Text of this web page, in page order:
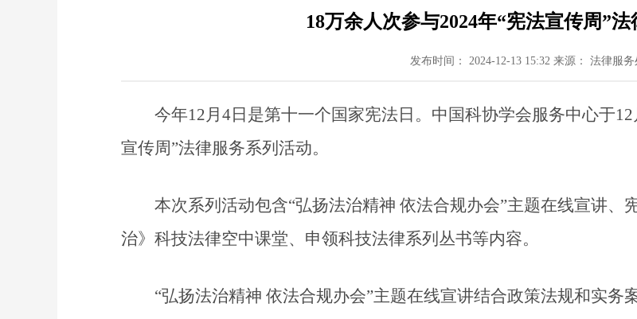
18万余人次参与2024年“宪法宣传周”
发布时间： 2024-12-13 15:32 来源： 法律服务
今年12月4日是第十一个国家宪法日。中国科协学会服务中心于
宣传周”法律服务系列活动。
本次系列活动包含“弘扬法治精神 依法合规办会”主题在线宣讲、
治》科技法律空中课堂、申领科技法律系列丛书等内容。
“弘扬法治精神 依法合规办会”主题在线宣讲结合政策法规和实务